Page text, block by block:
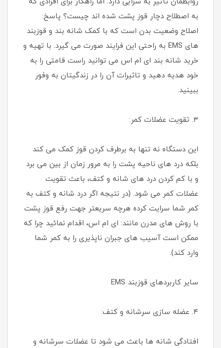
به اصطلاح دچار قوز پشت شده اند چیست؟ پاسخ:
اصلاح وضعیت بدن است که با کمک شانه بند و قوزبند
های EMS به راحتی این فرایند صورت می گیرد. با تهیه و
خرید شانه بند ای ام اس می توانید راست قامتی را به
خود هدیه دهید و تاثیرات آن را در زندگیتان به وفور
ببینید.
۳. تقویت عضلات کمر:
این دستگاه نه تنها به برطرف کردن قوز کمک می کند
بلکه درد های ناحیه پشت را به مرور زمان از بین می برد
و با کم کردن درد های شانه و کتف، باعث تقویت
عضلات کمر می شود. (در نتیجه اگر درد شانه و کتف به
کمر شما سرایت کرده هرچه سریعتر جهت رفع قوز پشت
با روش های مدرن مانند: ای ام اس، اقدام نمائید چرا که
ممکن است آسیب های جبران ناپذیری را به کمر شما
وارد کند).
سایر کاربردهای قوزبند EMS
۴. عضله سازی سرشانه و کتف:
افتادگی شانه ها باعث می شود تا عضلات سرشانه و